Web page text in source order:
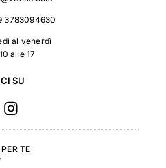
3783094630
al venerdì
alle 17
SU
TE